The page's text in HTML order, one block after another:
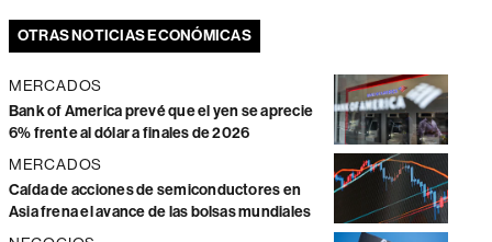
OTRAS NOTICIAS ECONÓMICAS
MERCADOS
Bank of America prevé que el yen se aprecie
6% frente al dólar a finales de 2026
MERCADOS
Caída de acciones de semiconductores en
Asia frena el avance de las bolsas mundiales